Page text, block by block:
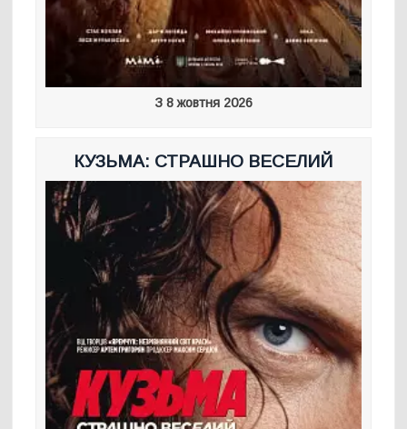
З 8 жовтня 2026
КУЗЬМА: СТРАШНО ВЕСЕЛИЙ